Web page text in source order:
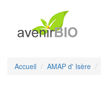
Accueil AMAP d' Isère